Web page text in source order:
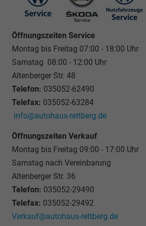
Öffnungszeiten Service
Montag bis Freitag 07:00 - 18:00 Uhr
Samstag 08:00 - 12:00 Uhr
Altenberger Str. 48
Telefon: 035052-62490
Telefax: 035052-63284
info@autohaus-rettberg.de
Öffnungszeiten Verkauf
Montag bis Freitag 09:00 - 17:00 Uhr
Samstag nach Vereinbarung
Altenberger Str. 36
Telefon: 035052-29490
Telefax: 035052-29492
Verkauf@autohaus-rettberg.de